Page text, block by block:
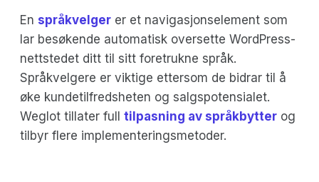
En språkvelger er et navigasjonselement som
lar besøkende automatisk oversette WordPress-
nettstedet ditt til sitt foretrukne språk.
Språkvelgere er viktige ettersom de bidrar til å
øke kundetilfredsheten og salgspotensialet.
Weglot tillater full tilpasning av språkbytter og
tilbyr flere implementeringsmetoder.